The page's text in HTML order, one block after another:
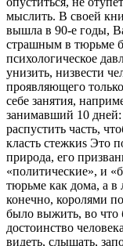
мыслить. В своей
вышла в 90-е годы,
страшным в тюрьме
психологическое
унизить, низвести
проявляющего
себе занятия,
занимавший 10 дней:
распустить часть,
класть стежкиѕ Это
природа, его
«политические», и
тюрьме как дома, а в
конечно, королями
было выжить, во что
достоинство
видеть, слышать,